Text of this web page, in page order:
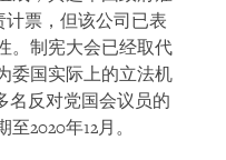
计票，但该公司已表
。制宪大会已经取代
委国实际上的立法机
名反对党国会议员的
2020年12月。